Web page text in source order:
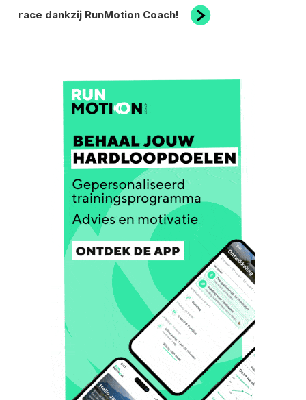
bericht
race dankzij RunMotion Coach!